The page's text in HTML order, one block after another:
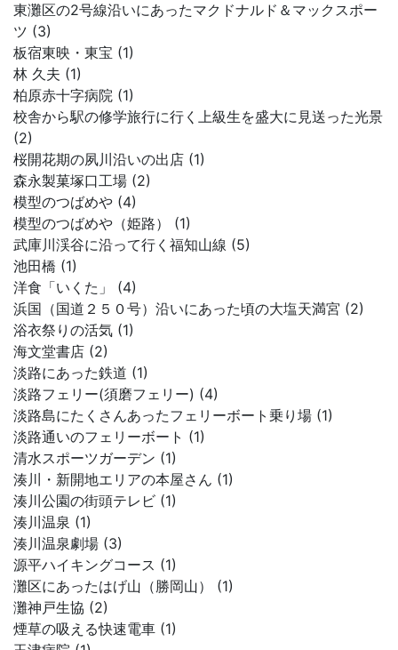
東灘区の2号線沿いにあったマクドナルド＆マックスポー
ツ (3)
板宿東映・東宝 (1)
林 久夫 (1)
柏原赤十字病院 (1)
校舎から駅の修学旅行に行く上級生を盛大に見送った光景
(2)
桜開花期の夙川沿いの出店 (1)
森永製菓塚口工場 (2)
模型のつばめや (4)
模型のつばめや（姫路） (1)
武庫川渓谷に沿って行く福知山線 (5)
池田橋 (1)
洋食「いくた」 (4)
浜国（国道２５０号）沿いにあった頃の大塩天満宮 (2)
浴衣祭りの活気 (1)
海文堂書店 (2)
淡路にあった鉄道 (1)
淡路フェリー(須磨フェリー) (4)
淡路島にたくさんあったフェリーボート乗り場 (1)
淡路通いのフェリーボート (1)
清水スポーツガーデン (1)
湊川・新開地エリアの本屋さん (1)
湊川公園の街頭テレビ (1)
湊川温泉 (1)
湊川温泉劇場 (3)
源平ハイキングコース (1)
灘区にあったはげ山（勝岡山） (1)
灘神戸生協 (2)
煙草の吸える快速電車 (1)